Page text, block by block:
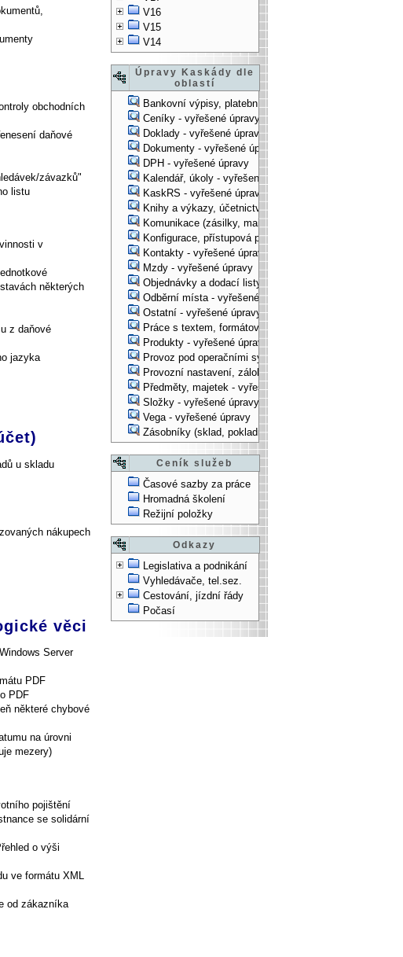
V16
V15
V14
Úpravy Kaskády dle
oblastí
Bankovní výpisy, platební příkazy - vyřešené úpravy
Ceníky - vyřešené úpravy
Doklady - vyřešené úpravy
Dokumenty - vyřešené úpravy
DPH - vyřešené úpravy
Kalendář, úkoly - vyřešené úpravy
KaskRS - vyřešené úpravy
Knihy a výkazy, účetnictví - vyřešené úpravy
Komunikace (zásilky, mail-systém, ...) - vyřešené úpravy
Konfigurace, přístupová práva, ... - vyřešené úpravy
Kontakty - vyřešené úpravy
Mzdy - vyřešené úpravy
Objednávky a dodací listy - vyřešené úpravy
Odběrní místa - vyřešené úpravy
Ostatní - vyřešené úpravy
Práce s textem, formátování, ... - vyřešené úpravy
Produkty - vyřešené úpravy
Provoz pod operačními systémy, technologické věci -
Provozní nastavení, zálohování, instalace, ... -
Předměty, majetek - vyřešené úpravy
Složky - vyřešené úpravy
Vega - vyřešené úpravy
Zásobníky (sklad, pokladna, bank. účet) - vyřešené
Ceník služeb
Časové sazby za práce
Hromadná školení
Režijní položky
Odkazy
Legislativa a podnikání
Vyhledávače, tel.sez.
Cestování, jízdní řády
Počasí
obchodních
daňové
závazků"
listu
v
některých
z daňové
jazyka
u skladu
nákupech
věci
Server
PDF
PDF
některé chybové
na úrovni
mezery)
pojištění
se solidární
o výši
ve formátu XML
od zákazníka